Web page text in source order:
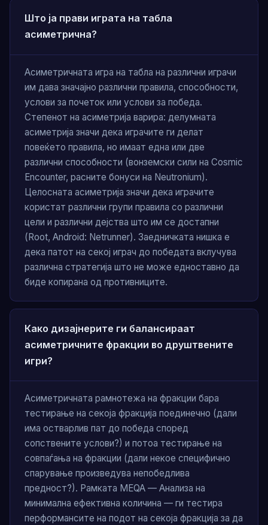
Што ја прави играта на табла
асиметрична?
Асиметричната игра на табла на различни играчи
им дава значајно различни правила, способности,
услови за почеток или услови за победа.
Степенот на асиметрија варира: делумната
асиметрија значи дека играчите ги делат
повеќето правила, но имаат една или две
различни способности (вонземски сили на Cosmic
Encounter, расните бонуси на Neutronium).
Целосната асиметрија значи дека играчите
користат различни групи правила со различни
цели и различни дејства што им се достапни
(Root, Android: Netrunner). Заедничката нишка е
дека патот на секој играч до победата вклучува
различна стратегија што не може едноставно да
биде копирана од противниците.
Како дизајнерите ги балансираат
асиметричните фракции во друштвените
игри?
Асиметричната рамнотежа на фракции бара
тестирање на секоја фракција поединечно (дали
има остварлив пат до победа според
сопствените услови?) и потоа тестирање на
совпаѓања на фракции (дали некое специфично
спарување произведува непобедлива
предност?). Рамката MEQA — Анализа на
минимална ефективна количина — ги тестира
перформансите на подот на секоја фракција за да